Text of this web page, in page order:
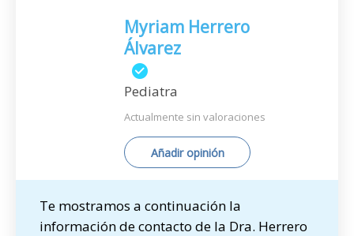
Myriam Herrero
Álvarez
Pediatra
Actualmente sin valoraciones
Añadir opinión
Te mostramos a continuación la
información de contacto de la Dra. Herrero